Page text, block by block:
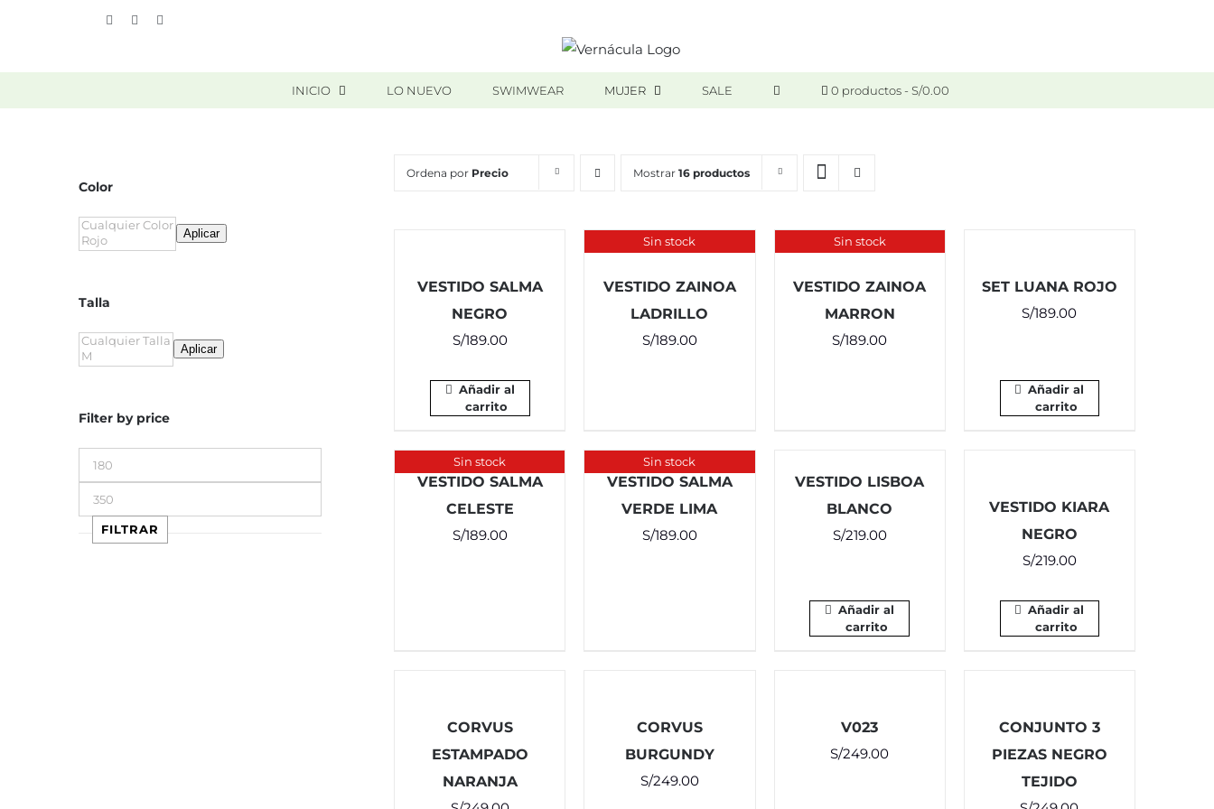
Vimeo Facebook
INICIO LO NUEVO SWIMWEAR MUJER SALE 0 productos S/0.00
Ordena por Precio Mostrar16 productos
VESTIDO SALMA
NEGRO
S/189.00
Añadir al
carrito
Sin stock
VESTIDO ZAINOA
LADRILLO
S/189.00
Sin stock
VESTIDO ZAINOA
MARRON
S/189.00
SET LUANA ROJO
S/189.00
Añadir al
carrito
Sin stock
VESTIDO SALMA
CELESTE
S/189.00
Sin stock
VESTIDO SALMA
VERDE LIMA
S/189.00
VESTIDO LISBOA
BLANCO
S/219.00
Añadir al
carrito
VESTIDO KIARA
NEGRO
S/219.00
Añadir al
carrito
CORVUS
ESTAMPADO
NARANJA
CORVUS
BURGUNDY
S/249.00
V023
S/249.00
CONJUNTO 3
PIEZAS NEGRO
TEJIDO
Color
Aplicar
Talla
Aplicar
Filter by price
Precio
mínimo
Precio
máximo
FILTRAR